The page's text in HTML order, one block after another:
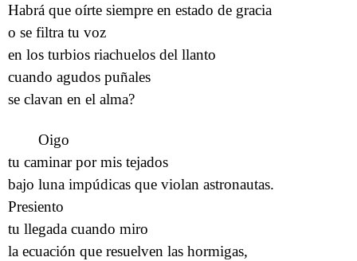
Habrá que oírte siempre en estado de gracia
o se filtra tu voz
en los turbios riachuelos del llanto
cuando agudos puñales
se clavan en el alma?
Oigo
tu caminar por mis tejados
bajo luna impúdicas que violan astronautas.
Presiento
tu llegada cuando miro
la ecuación que resuelven las hormigas,